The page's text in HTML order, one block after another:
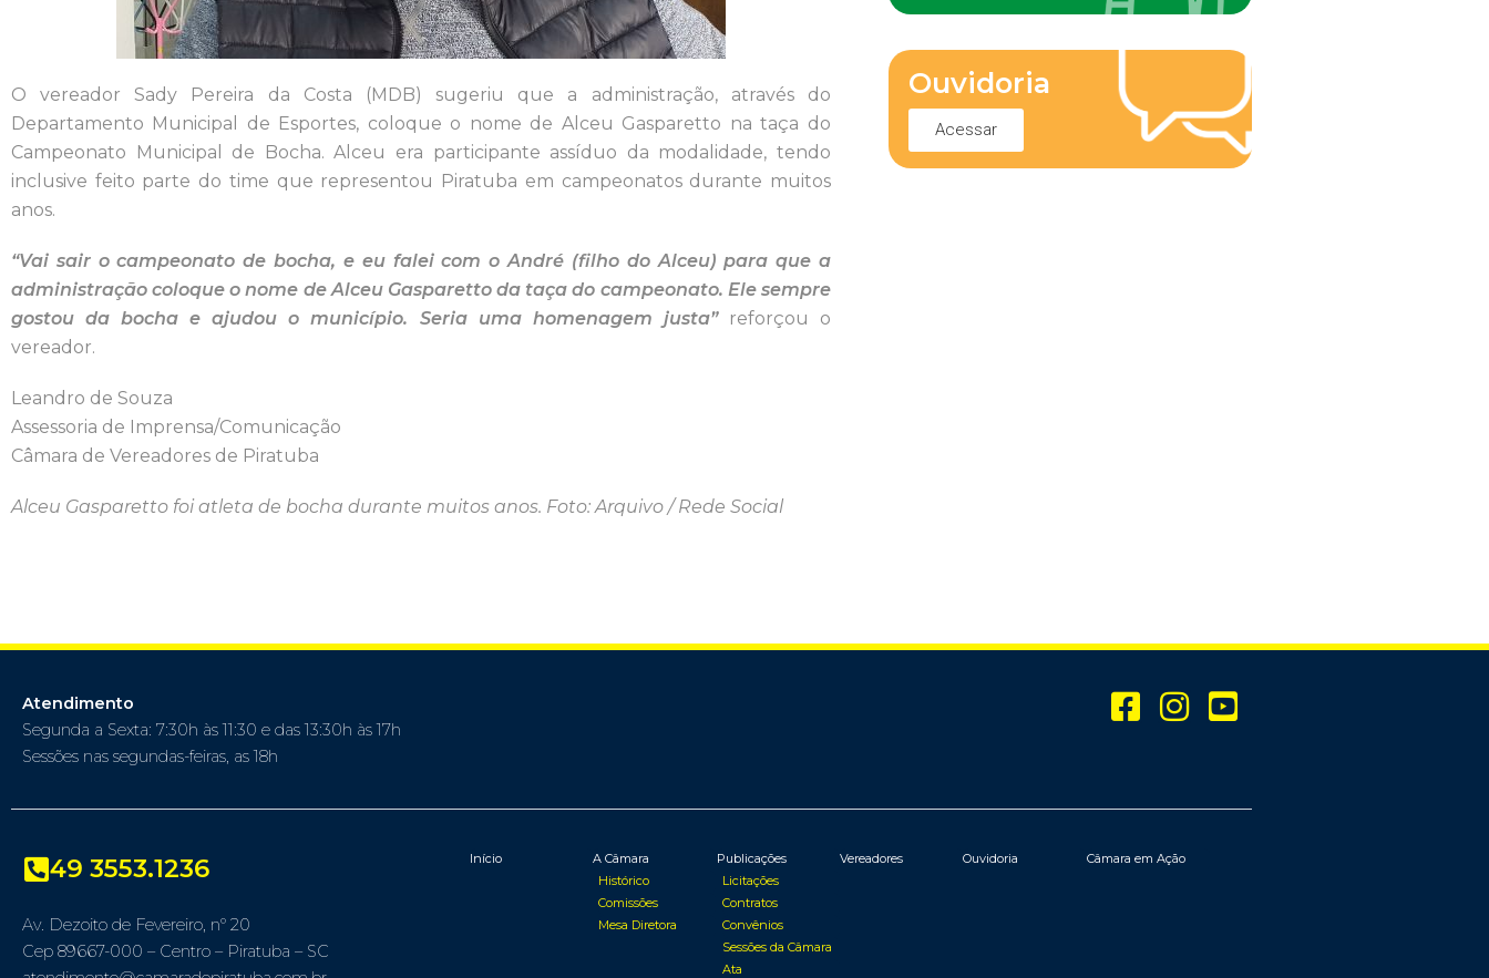
O vereador Sady Pereira da Costa (MDB) sugeriu que a administração, através do
Departamento Municipal de Esportes, coloque o nome de Alceu Gasparetto na taça do
Campeonato Municipal de Bocha. Alceu era participante assíduo da modalidade, tendo
inclusive feito parte do time que representou Piratuba em campeonatos durante muitos
anos.
“Vai sair o campeonato de bocha, e eu falei com o André (filho do Alceu) para que a
administração coloque o nome de Alceu Gasparetto da taça do campeonato. Ele sempre
gostou da bocha e ajudou o município. Seria uma homenagem justa”reforçou o
vereador.
Leandro de Souza
Assessoria de Imprensa/Comunicação
Câmara de Vereadores de Piratuba
Alceu Gasparetto foi atleta de bocha durante muitos anos. Foto: Arquivo / Rede Social
Ouvidoria
Acessar
Atendimento
Segunda a Sexta: 7:30h às 11:30 e das 13:30h às 17h
Sessões nas segundas-feiras, as 18h
49 3553.1236
Av. Dezoito de Fevereiro, nº 20
Cep 89667-000 – Centro – Piratuba – SC
Início
A Câmara
Histórico
Comissões
Mesa Diretora
Publicações
Licitações
Contratos
Convênios
Sessões da Câmara
Ata
Vereadores Ouvidoria Câmara em Ação